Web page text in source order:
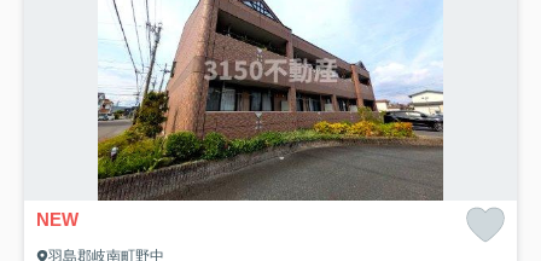
NEW
羽島郡岐南町野中